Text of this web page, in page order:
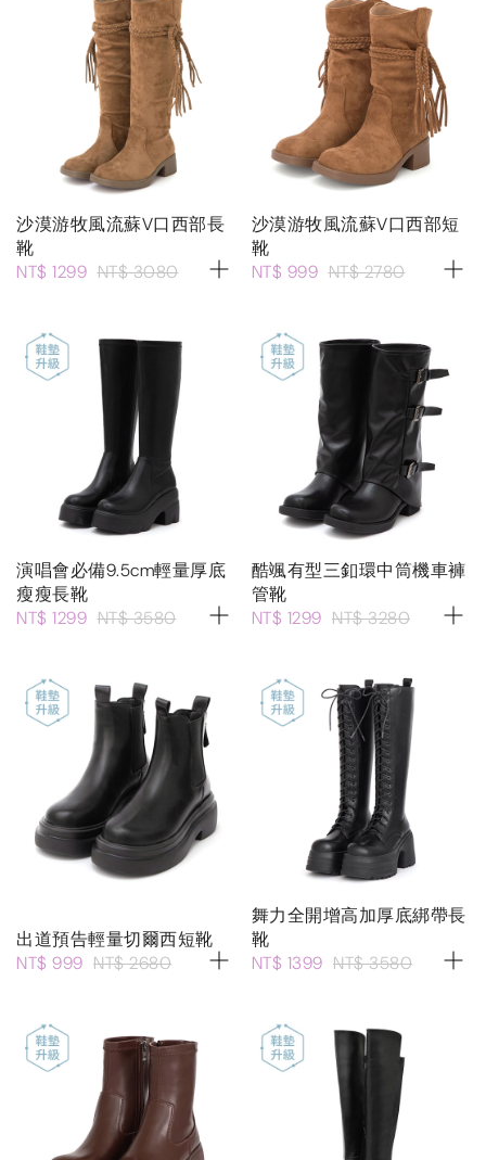
沙漠游牧風流蘇V口西部長
靴
NT$ 1299 NT$ 3080
沙漠游牧風流蘇V口西部短
靴
NT$ 999 NT$ 2780
演唱會必備9.5cm輕量厚底
瘦瘦長靴
NT$ 1299 NT$ 3580
酷颯有型三釦環中筒機車褲
管靴
NT$ 1299 NT$ 3280
出道預告輕量切爾西短靴
NT$ 999 NT$ 2680
舞力全開增高加厚底綁帶長
靴
NT$ 1399 NT$ 3580